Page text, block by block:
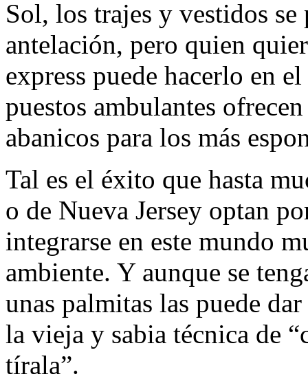
Sol, los trajes y vestidos se
antelación, pero quien
express puede hacerlo en
puestos ambulantes
abanicos para los más
Tal es el éxito que hasta
o de Nueva Jersey optan
integrarse en este mundo
ambiente. Y aunque se
unas palmitas las puede
la vieja y sabia técnica de
tírala”.